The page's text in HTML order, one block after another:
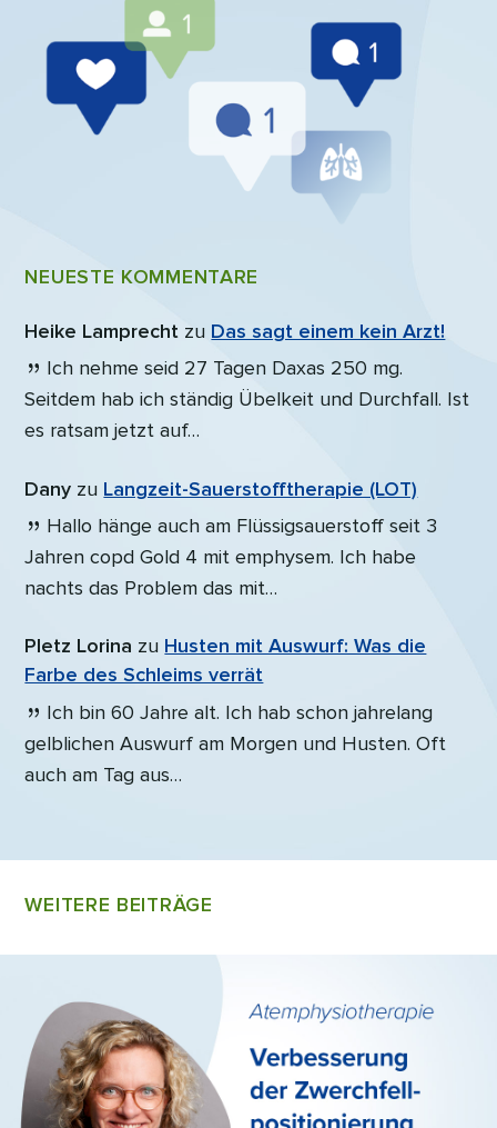
NEUESTE KOMMENTARE
Heike Lamprecht zu Das sagt einem kein Arzt!
Ich nehme seid 27 Tagen Daxas 250 mg.
Seitdem hab ich ständig Übelkeit und Durchfall. Ist
es ratsam jetzt auf…
Dany zu Langzeit-Sauerstofftherapie (LOT)
Hallo hänge auch am Flüssigsauerstoff seit 3
Jahren copd Gold 4 mit emphysem. Ich habe
nachts das Problem das mit…
Pletz Lorina zu Husten mit Auswurf: Was die
Farbe des Schleims verrät
Ich bin 60 Jahre alt. Ich hab schon jahrelang
gelblichen Auswurf am Morgen und Husten. Oft
auch am Tag aus…
WEITERE BEITRÄGE